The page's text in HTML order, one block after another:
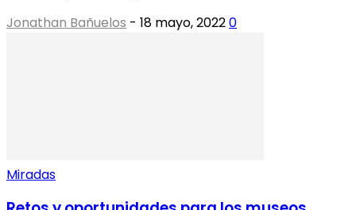
Jonathan Bañuelos - 18 mayo, 20220
Miradas